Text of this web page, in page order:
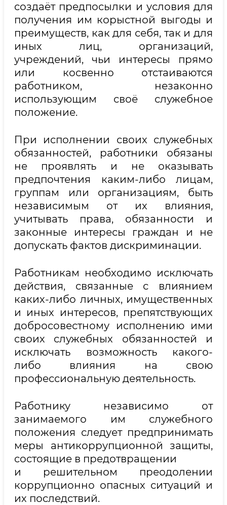
создаёт предпосылки и условия для
получения им корыстной выгоды и
преимуществ, как для себя, так и для
иных лиц, организаций,
учреждений, чьи интересы прямо
или косвенно отстаиваются
работником, незаконно
использующим своё служебное
положение.
При исполнении своих служебных
обязанностей, работники обязаны
не проявлять и не оказывать
предпочтения каким-либо лицам,
группам или организациям, быть
независимым от их влияния,
учитывать права, обязанности и
законные интересы граждан и не
допускать фактов дискриминации.
Работникам необходимо исключать
действия, связанные с влиянием
каких-либо личных, имущественных
и иных интересов, препятствующих
добросовестному исполнению ими
своих служебных обязанностей и
исключать возможность какого-
либо влияния на свою
профессиональную деятельность.
Работнику независимо от
занимаемого им служебного
положения следует предпринимать
меры антикоррупционной защиты,
состоящие в предотвращении
и решительном преодолении
коррупционно опасных ситуаций и
их последствий.